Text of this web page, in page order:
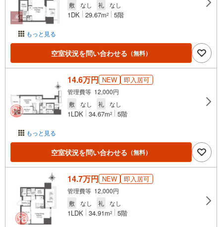
もっと見る
敷
なし 礼 なし
1DK 29.67m2 5階
空室状況を問い合わせる （無料）
もっと見る
14.6万円 NEW 即入居可
管理費等 12,000円
敷
なし 礼 なし
1LDK 34.67m2 5階
空室状況を問い合わせる （無料）
14.7万円 NEW 即入居可
管理費等 12,000円
敷
なし 礼 なし
1LDK 34.91m2 5階